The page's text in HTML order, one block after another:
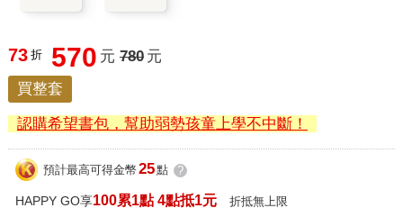
73 折 570 元 780 元
買整套
認購希望書包，幫助弱勢孩童上學不中斷！
預計最高可得金幣 25點 ?
HAPPY GO享100累1點 4點抵1元 折抵無上限